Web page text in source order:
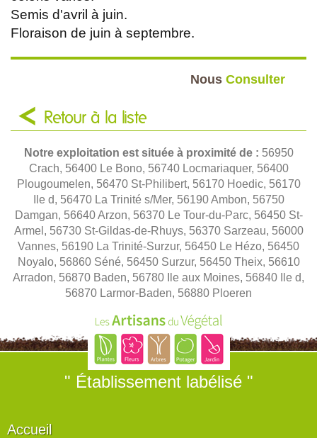
Semis d'avril à juin.
Floraison de juin à septembre.
Nous Consulter
Retour à la liste
Notre exploitation est située à proximité de : 56950
Crach, 56400 Le Bono, 56740 Locmariaquer, 56400
Plougoumelen, 56470 St-Philibert, 56170 Hoedic, 56170
Ile d, 56470 La Trinité s/Mer, 56190 Ambon, 56750
Damgan, 56640 Arzon, 56370 Le Tour-du-Parc, 56450 St-
Armel, 56730 St-Gildas-de-Rhuys, 56370 Sarzeau, 56000
Vannes, 56190 La Trinité-Surzur, 56450 Le Hézo, 56450
Noyalo, 56860 Séné, 56450 Surzur, 56450 Theix, 56610
Arradon, 56870 Baden, 56780 Ile aux Moines, 56840 Ile d,
56870 Larmor-Baden, 56880 Ploeren
" Établissement labélisé "
Accueil